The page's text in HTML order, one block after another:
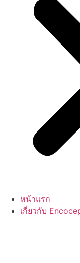
หน้าแรก
เกี่ยวกับ